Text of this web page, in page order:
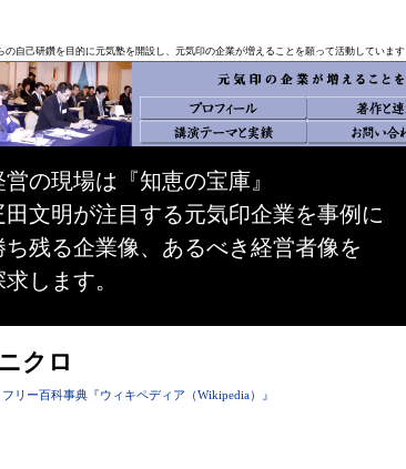
自己研鑽を目的に元気塾を開設し、元気印の企業が増えることを願って活動しています
営の現場は『知恵の宝庫』
田文明が注目する元気印企業を事例に
ち残る企業像、あるべき経営者像を
求します。
クロ
フリー百科事典『ウィキペディア（Wikipedia）』